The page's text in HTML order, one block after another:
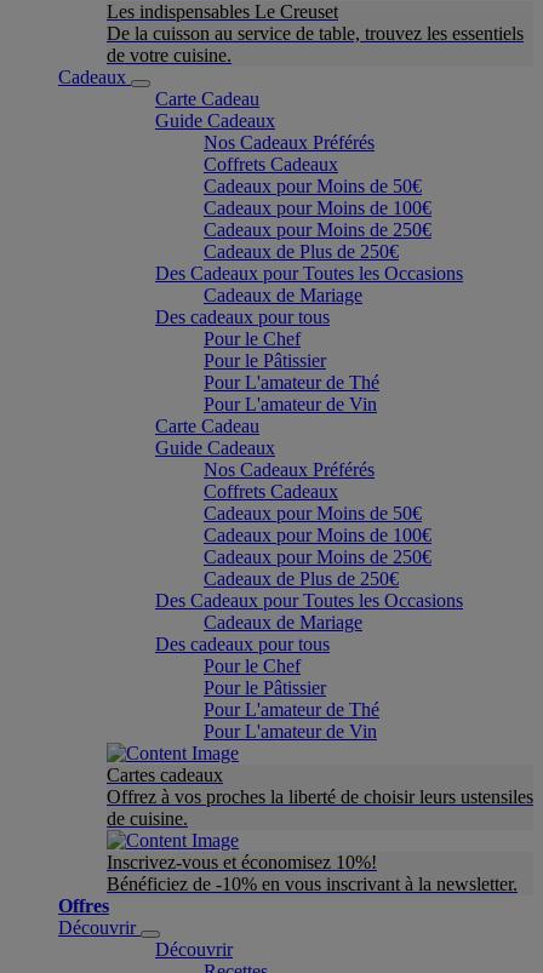
Les indispensables Le Creuset
De la cuisson au service de table, trouvez les essentiels
de votre cuisine.
Cadeaux
Carte Cadeau
Guide Cadeaux
Nos Cadeaux Préférés
Coffrets Cadeaux
Cadeaux pour Moins de 50€
Cadeaux pour Moins de 100€
Cadeaux pour Moins de 250€
Cadeaux de Plus de 250€
Des Cadeaux pour Toutes les Occasions
Cadeaux de Mariage
Des cadeaux pour tous
Pour le Chef
Pour le Pâtissier
Pour L'amateur de Thé
Pour L'amateur de Vin
Carte Cadeau
Guide Cadeaux
Nos Cadeaux Préférés
Coffrets Cadeaux
Cadeaux pour Moins de 50€
Cadeaux pour Moins de 100€
Cadeaux pour Moins de 250€
Cadeaux de Plus de 250€
Des Cadeaux pour Toutes les Occasions
Cadeaux de Mariage
Des cadeaux pour tous
Pour le Chef
Pour le Pâtissier
Pour L'amateur de Thé
Pour L'amateur de Vin
Cartes cadeaux
Offrez à vos proches la liberté de choisir leurs ustensiles
de cuisine.
Inscrivez-vous et économisez 10%!
Bénéficiez de -10% en vous inscrivant à la newsletter.
Offres
Découvrir
Découvrir